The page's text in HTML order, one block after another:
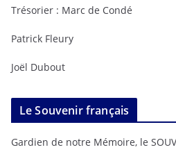
Trésorier : Marc de Condé
Patrick Fleury
Joël Dubout
Le Souvenir français
Gardien de notre Mémoire, le